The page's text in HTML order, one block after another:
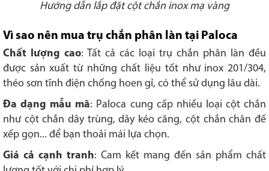
Hướng dẫn lắp đặt cột chắn inox mạ vàng
Vì sao nên mua trụ chắn phân làn tại Paloca
Chất lượng cao: Tất cả các loại trụ chắn phân làn đều
được sản xuất từ những chất liệu tốt như inox 201/304,
théo sơn tĩnh điện chống hoen gỉ, có thể sử dụng lâu dài.
Đa dạng mẫu mã: Paloca cung cấp nhiều loại cột chắn
như cột chắn dây trùng, dây kéo căng, cột chắn chân đế
xếp gọn... để bạn thoải mái lựa chọn.
Giá cả cạnh tranh: Cam kết mang đến sản phẩm chất